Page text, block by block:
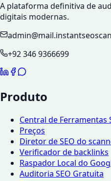
A plataforma definitiva de
digitais modernas.
+92 346 9366699
Produto
Central de Ferramentas
Preços
Diretor de SEO do
Verificador de backlinks
Raspador Local do
Auditoria SEO Gratuita